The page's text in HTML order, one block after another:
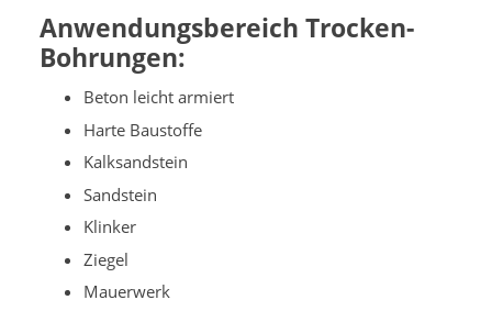
Anwendungsbereich Trocken-
Bohrungen:
Beton leicht armiert
Harte Baustoffe
Kalksandstein
Sandstein
Klinker
Ziegel
Mauerwerk